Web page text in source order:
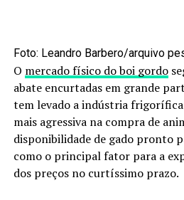
Então aperte oplay
e assista ao
Aberta Empreender. A hora é de
resultados do seu negócio.
#
#PROGRAMA #8
Nesta edição do Porteira Aberta
Fonte:Estadão Conteúdo
O postColheita da 2ª safra de
da áreaapareceu primeiro em
Foto: Leandro Barbero/arquivo
O mercado físico do boi gordo
abate encurtadas em grande
tem levado a indústria
mais agressiva na compra de
disponibilidade de gado pronto
como o principal fator para a
dos preços no curtíssimo prazo.